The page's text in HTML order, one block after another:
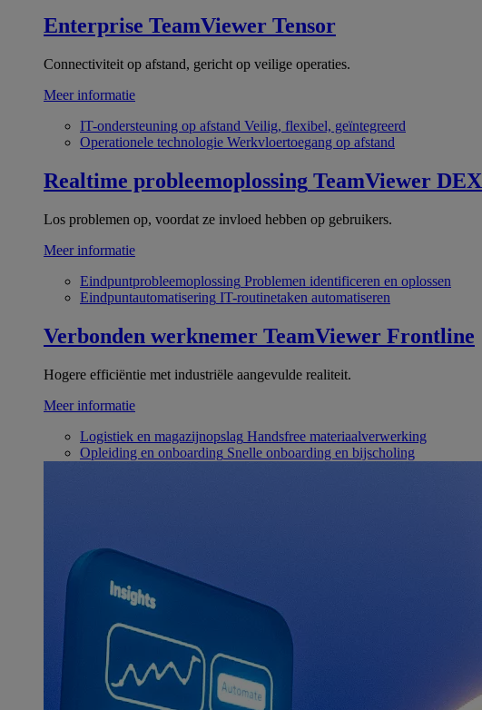
Enterprise TeamViewer Tensor
Connectiviteit op afstand, gericht op veilige operaties.
Meer informatie
IT-ondersteuning op afstand Veilig, flexibel, geïntegreerd
Operationele technologie Werkvloertoegang op afstand
Realtime probleemoplossing TeamViewer DEX
Los problemen op, voordat ze invloed hebben op gebruikers.
Meer informatie
Eindpuntprobleemoplossing Problemen identificeren en oplossen
Eindpuntautomatisering IT-routinetaken automatiseren
Verbonden werknemer TeamViewer Frontline
Hogere efficiëntie met industriële aangevulde realiteit.
Meer informatie
Logistiek en magazijnopslag Handsfree materiaalverwerking
Opleiding en onboarding Snelle onboarding en bijscholing